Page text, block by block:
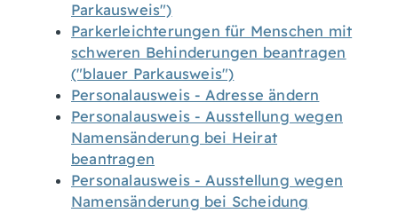
Parkausweis")
Parkerleichterungen für Menschen mit
schweren Behinderungen beantragen
("blauer Parkausweis")
Personalausweis - Adresse ändern
Personalausweis - Ausstellung wegen
Namensänderung bei Heirat
beantragen
Personalausweis - Ausstellung wegen
Namensänderung bei Scheidung